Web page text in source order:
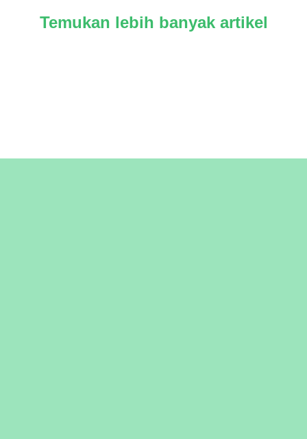
Temukan lebih banyak artikel